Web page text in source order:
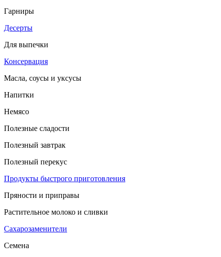
Гарниры
Десерты
Для выпечки
Консервация
Масла, соусы и уксусы
Напитки
Немясо
Полезные сладости
Полезный завтрак
Полезный перекус
Продукты быстрого приготовления
Пряности и приправы
Растительное молоко и сливки
Сахарозаменители
Семена